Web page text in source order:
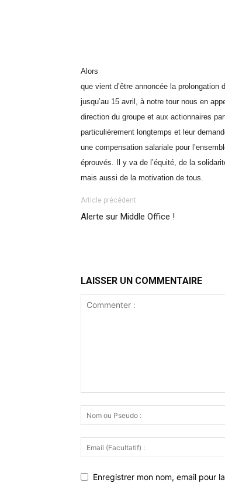
Alors
que vient d’être annoncée la prolongation
jusqu’au 15 avril, à notre tour nous en
direction du groupe et aux actionnaires
particulièrement longtemps et leur
une compensation salariale pour
éprouvés. Il y va de l’équité, de la
mais aussi de la motivation de tous.
Article précédent
Alerte sur Middle Office !
LAISSER UN COMMENTAIRE
Enregistrer mon nom, email pour